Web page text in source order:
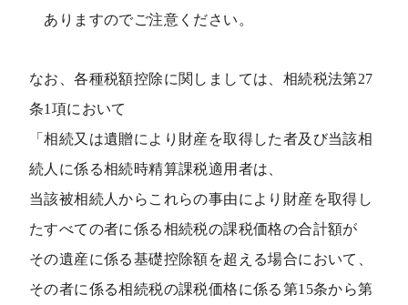
ありますのでご注意ください。
なお、各種税額控除に関しましては、相続税法第27
条1項において
「相続又は遺贈により財産を取得した者及び当該相
続人に係る相続時精算課税適用者は、
当該被相続人からこれらの事由により財産を取得し
たすべての者に係る相続税の課税価格の合計額が
その遺産に係る基礎控除額を超える場合において、
その者に係る相続税の課税価格に係る第15条から第